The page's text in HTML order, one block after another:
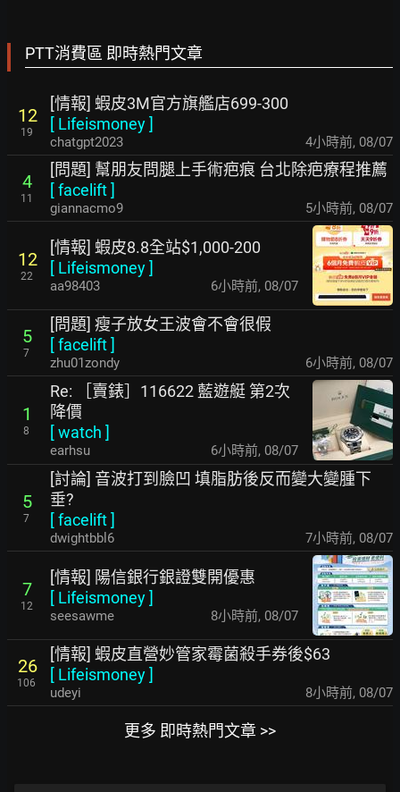
PTT消費區 即時熱門文章
12
19
[情報] 蝦皮3M官方旗艦店699-300
[ Lifeismoney]
chatgpt2023 4小時前, 08/07
4
11
[問題] 幫朋友問腿上手術疤痕 台北除疤療程推薦
[facelift]
giannacmo9 5小時前, 08/07
12
22
[情報] 蝦皮8.8全站$1,000-200
[ Lifeismoney]
aa98403 6小時前, 08/07
5
7
[問題] 瘦子放女王波會不會很假
[facelift]
zhu01zondy 6小時前, 08/07
1
8
Re: ［賣錶］116622 藍遊艇 第2次
降價
[watch ]
earhsu 6小時前, 08/07
5
7
[討論] 音波打到臉凹 填脂肪後反而變大變腫下
垂?
[facelift]
dwightbbl6 7小時前, 08/07
7
12
[情報] 陽信銀行銀證雙開優惠
[ Lifeismoney]
seesawme 8小時前, 08/07
26
106
[情報] 蝦皮直營妙管家霉菌殺手券後$63
[ Lifeismoney]
udeyi 8小時前, 08/07
更多 即時熱門文章 >>